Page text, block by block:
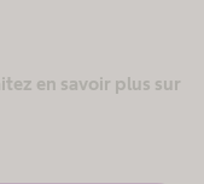
en savoir plus sur